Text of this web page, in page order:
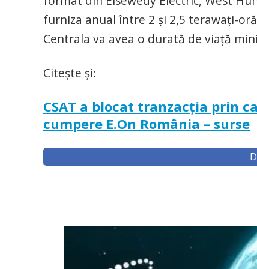
furniza anual între 2 și 2,5 terawați-
Centrala va avea o durată de viață
Citește și:
CSAT a blocat tranzacția prin
cumpere E.On România – surse